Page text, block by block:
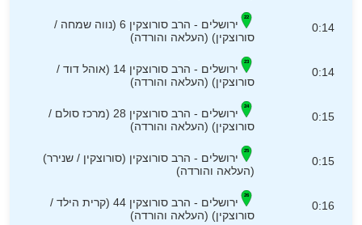
0:14
ירושלים - הרב סורוצקין 6 (נווה שמחה /
סורוצקין) (העלאה והורדה)
0:14
ירושלים - הרב סורוצקין 14 (אוהל דוד /
סורוצקין) (העלאה והורדה)
0:15
ירושלים - הרב סורוצקין 28 (מרכז סולם /
סורוצקין) (העלאה והורדה)
0:15
ירושלים - הרב סורוצקין (סורוצקין / שנירר)
(העלאה והורדה)
0:16
ירושלים - הרב סורוצקין 44 (קרית הילד /
סורוצקין) (העלאה והורדה)